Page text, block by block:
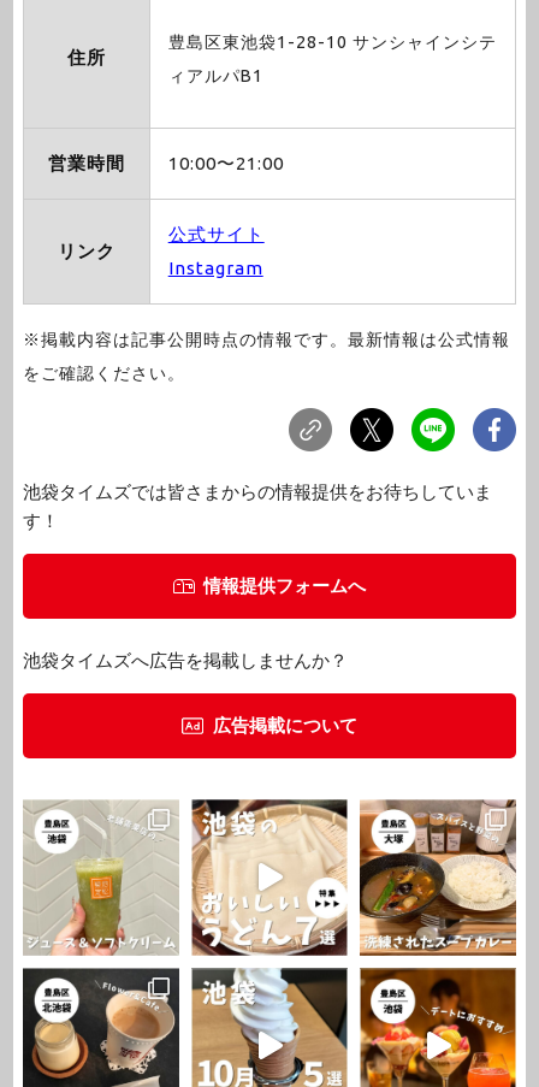
住所
豊島区東池袋1-28-10 サンシャインシテ
ィアルパB1
営業時間 10:00〜21:00
リンク
公式サイト
Instagram
※掲載内容は記事公開時点の情報です。最新情報は公式情報
をご確認ください。
池袋タイムズでは皆さまからの情報提供をお待ちしていま
す！
情報提供フォームへ
池袋タイムズへ広告を掲載しませんか？
広告掲載について